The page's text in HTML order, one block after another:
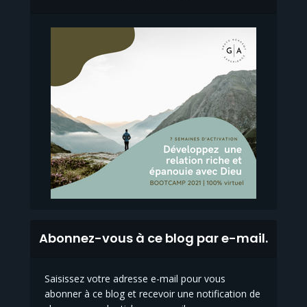
Abonnez-vous à ce blog par e-mail.
Saisissez votre adresse e-mail pour vous
abonner à ce blog et recevoir une notification de